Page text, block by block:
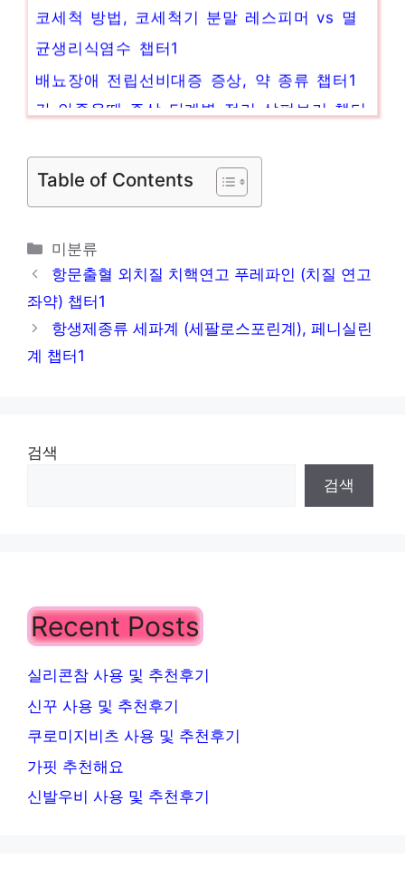
코세척 방법, 코세척기 분말 레스피머 vs 멸
균생리식염수 챕터1
배뇨장애 전립선비대증 증상, 약 종류 챕터1
간 안좋을때 증상 단계별 정리 살펴보기 챕터
목에 좋은 음식 어떤 음식이 있는지 알아봅시
Table of Contents
카
테
고
미분류
항문출혈 외치질 치핵연고 푸레파인 (치질 연고
좌약) 챕터1
항생제종류 세파계 (세팔로스포린계), 페니실린
계 챕터1
검색
검색
Recent Posts
실리콘참 사용 및 추천후기
신꾸 사용 및 추천후기
쿠로미지비츠 사용 및 추천후기
가핏 추천해요
신발우비 사용 및 추천후기